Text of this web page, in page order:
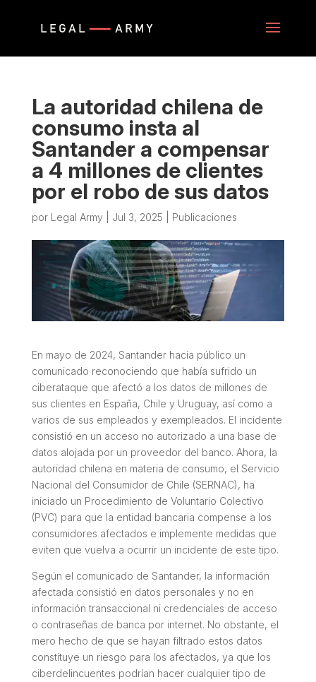
La autoridad chilena de
consumo insta al
Santander a compensar
a 4 millones de clientes
por el robo de sus datos
por Legal Army Jul 3, 2025 Publicaciones
En mayo de 2024, Santander hacía público un
comunicado reconociendo que había sufrido un
ciberataque que afectó a los datos de millones de
sus clientes en España, Chile y Uruguay, así como a
varios de sus empleados y exempleados. El incidente
consistió en un acceso no autorizado a una base de
datos alojada por un proveedor del banco. Ahora, la
autoridad chilena en materia de consumo, el Servicio
Nacional del Consumidor de Chile (SERNAC), ha
iniciado un Procedimiento de Voluntario Colectivo
(PVC) para que la entidad bancaria compense a los
consumidores afectados e implemente medidas que
eviten que vuelva a ocurrir un incidente de este tipo.
Según el comunicado de Santander, la información
afectada consistió en datos personales y no en
información transaccional ni credenciales de acceso
o contraseñas de banca por internet. No obstante, el
mero hecho de que se hayan filtrado estos datos
constituye un riesgo para los afectados, ya que los
ciberdelincuentes podrían hacer cualquier tipo de